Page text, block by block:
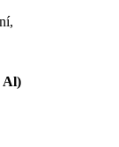
Al)